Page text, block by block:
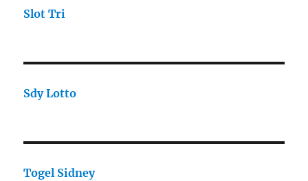
Slot Tri
Sdy Lotto
Togel Sidney